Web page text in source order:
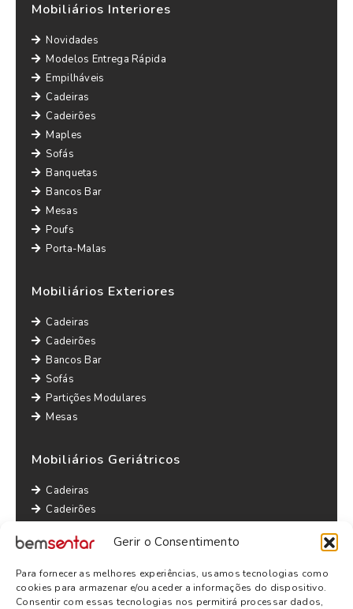
Gerir o Consentimento
Para fornecer as melhores experiências, usamos tecnologias como
cookies para armazenar e/ou aceder a informações do dispositivo.
Consentir com essas tecnologias nos permitirá processar dados,
Mobiliários Interiores
Novidades
Modelos Entrega Rápida
Empilháveis
Cadeiras
Cadeirões
Maples
Sofás
Banquetas
Bancos Bar
Mesas
Poufs
Porta-Malas
Mobiliários Exteriores
Cadeiras
Cadeirões
Bancos Bar
Sofás
Partições Modulares
Mesas
Mobiliários Geriátricos
Cadeiras
Cadeirões
Sofás
Outras informações